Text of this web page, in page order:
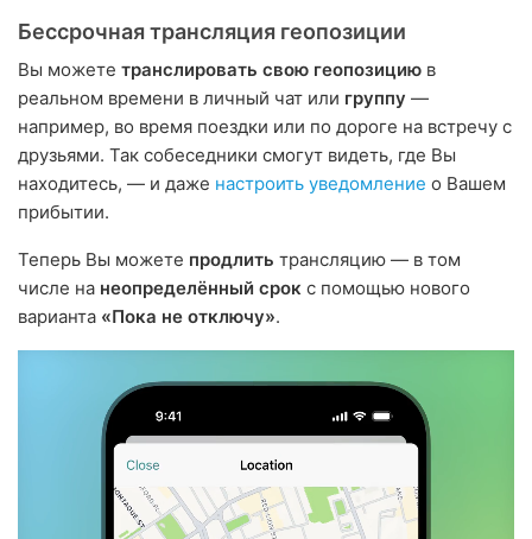
Бессрочная трансляция геопозиции
Вы можете транслировать свою геопозицию в
реальном времени в личный чат или группу —
например, во время поездки или по дороге на встречу с
друзьями. Так собеседники смогут видеть, где Вы
находитесь, — и даже настроить уведомление о Вашем
прибытии.
Теперь Вы можете продлить трансляцию — в том
числе на неопределённый срок с помощью нового
варианта «Пока не отключу».